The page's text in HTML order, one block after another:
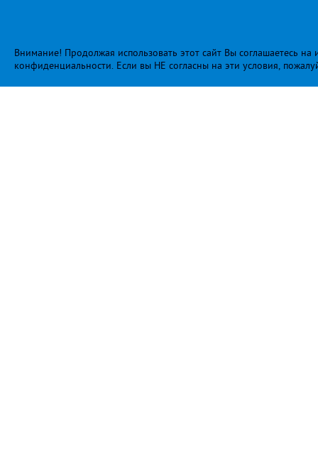
Внимание! Продолжая использовать этот сайт Вы соглашаетесь
конфиденциальности. Если вы НЕ согласны на эти условия,